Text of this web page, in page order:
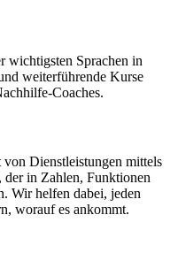
wichtigsten Sprachen in
weiterführende Kurse
Coaches.
Dienstleistungen mittels
der in Zahlen, Funktionen
Wir helfen dabei, jeden
worauf es ankommt.